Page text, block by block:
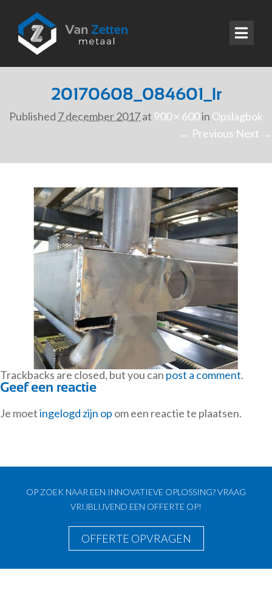
20170608_084601_lr
Published 7 december 2017at 900 × 600in Opslagbok
← Previous Next →
Trackbacks are closed, but you can post a comment.
Geef een reactie
Je moetingelogd zijn op om een reactie te plaatsen.
OP ZOEK NAAR EEN INNOVATIEVE OPLOSSING? VRAAG
VRIJBLIJVEND EEN OFFERTE OP!
OFFERTE OPVRAGEN